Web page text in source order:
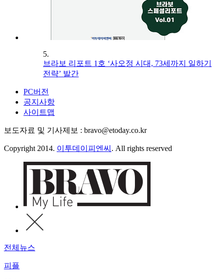
5.
브라보 리포트 1호 ‘사오정 시대, 73세까지 일하기
전략’ 발간
PC버전
공지사항
사이트맵
보도자료 및 기사제보 : bravo@etoday.co.kr
Copyright 2014. 이투데이피엔씨 . All rights reserved
전체뉴스
피플